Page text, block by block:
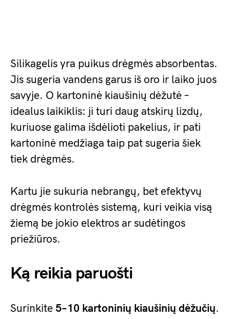
Silikagelis yra puikus drėgmės absorbentas.
Jis sugeria vandens garus iš oro ir laiko juos
savyje. O kartoninė kiaušinių dėžutė –
idealus laikiklis: ji turi daug atskirų lizdų,
kuriuose galima išdėlioti pakelius, ir pati
kartoninė medžiaga taip pat sugeria šiek
tiek drėgmės.
Kartu jie sukuria nebrangų, bet efektyvų
drėgmės kontrolės sistemą, kuri veikia visą
žiemą be jokio elektros ar sudėtingos
priežiūros.
Ką reikia paruošti
Surinkite 5–10 kartoninių kiaušinių dėžučių.